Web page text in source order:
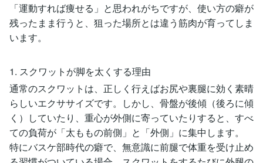
「運動すれば痩せる」と思われがちですが、使い方の癖が
残ったまま行うと、狙った場所とは違う筋肉が育ってしま
います。
1. スクワットが脚を太くする理由
通常のスクワットは、正しく行えばお尻や裏腿に効く素晴
らしいエクササイズです。しかし、骨盤が後傾（後ろに傾
く）していたり、重心が外側に寄っていたりすると、すべ
ての負荷が「太ももの前側」と「外側」に集中します。
特にバスケ部時代の癖で、無意識に前腿で体重を受け止め